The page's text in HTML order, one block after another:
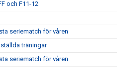
och F11-12
seriematch för våren
träningar
seriematch för våren